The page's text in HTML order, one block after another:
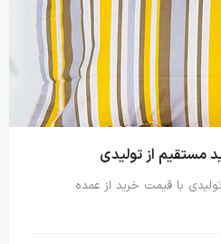
مستقیم از تولیدی
با قیمت خرید از عمده